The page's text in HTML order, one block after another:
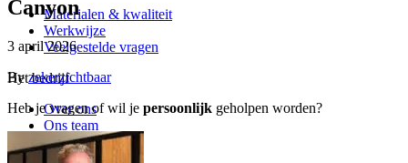
Materialen & kwaliteit
Werkwijze
Veelgestelde vragen
Het bedrijf
Over ons
Ons team
Vacatures
Canyon
3 april 2026
By zekerzichtbaar
Heb je vragen of wil je persoonlijk geholpen worden?